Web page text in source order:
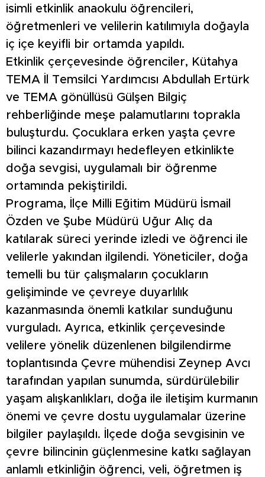
isimli etkinlik anaokulu öğrencileri,
öğretmenleri ve velilerin katılımıyla doğayla
iç içe keyifli bir ortamda yapıldı.
Etkinlik çerçevesinde öğrenciler, Kütahya
TEMA İl Temsilci Yardımcısı Abdullah Ertürk
ve TEMA gönüllüsü Gülşen Bilgiç
rehberliğinde meşe palamutlarını toprakla
buluşturdu. Çocuklara erken yaşta çevre
bilinci kazandırmayı hedefleyen etkinlikte
doğa sevgisi, uygulamalı bir öğrenme
ortamında pekiştirildi.
Programa, İlçe Milli Eğitim Müdürü İsmail
Özden ve Şube Müdürü Uğur Alıç da
katılarak süreci yerinde izledi ve öğrenci ile
velilerle yakından ilgilendi. Yöneticiler, doğa
temelli bu tür çalışmaların çocukların
gelişiminde ve çevreye duyarlılık
kazanmasında önemli katkılar sunduğunu
vurguladı. Ayrıca, etkinlik çerçevesinde
velilere yönelik düzenlenen bilgilendirme
toplantısında Çevre mühendisi Zeynep Avcı
tarafından yapılan sunumda, sürdürülebilir
yaşam alışkanlıkları, doğa ile iletişim kurmanın
önemi ve çevre dostu uygulamalar üzerine
bilgiler paylaşıldı. İlçede doğa sevgisinin ve
çevre bilincinin güçlenmesine katkı sağlayan
anlamlı etkinliğin öğrenci, veli, öğretmen iş